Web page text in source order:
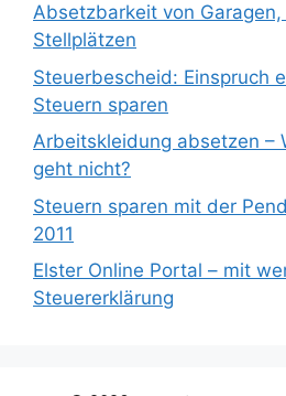
Absetzbarkeit von
Stellplätzen
Steuerbescheid: Einspruch
Steuern sparen
Arbeitskleidung absetzen –
geht nicht?
Steuern sparen mit der
2011
Elster Online Portal – mit
Steuererklärung